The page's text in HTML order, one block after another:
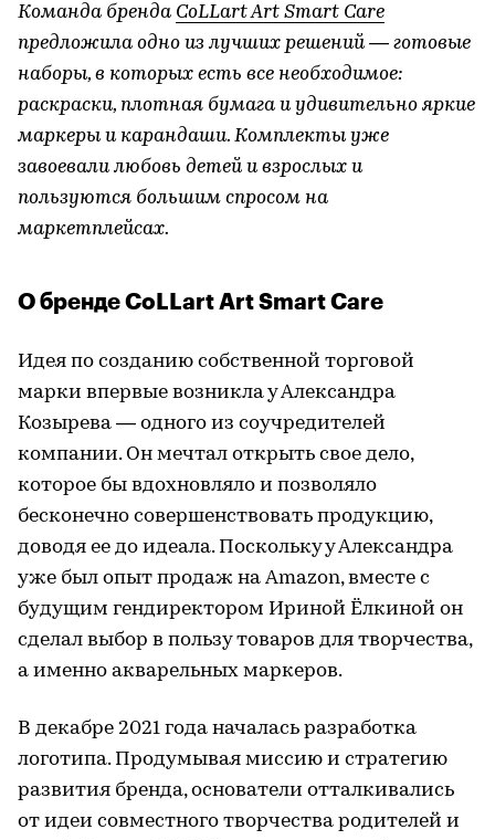
Команда бренда CoLLart Art Smart Care
предложила одно из лучших решений — готовые
наборы, в которых есть все необходимое:
раскраски, плотная бумага и удивительно яркие
маркеры и карандаши. Комплекты уже
завоевали любовь детей и взрослых и
пользуются большим спросом на
маркетплейсах.
О бренде CoLLart Art Smart Care
Идея по созданию собственной торговой
марки впервые возникла у Александра
Козырева — одного из соучредителей
компании. Он мечтал открыть свое дело,
которое бы вдохновляло и позволяло
бесконечно совершенствовать продукцию,
доводя ее до идеала. Поскольку у Александра
уже был опыт продаж на Amazon, вместе с
будущим гендиректором Ириной Ёлкиной он
сделал выбор в пользу товаров для творчества,
а именно акварельных маркеров.
В декабре 2021 года началась разработка
логотипа. Продумывая миссию и стратегию
развития бренда, основатели отталкивались
от идеи совместного творчества родителей и